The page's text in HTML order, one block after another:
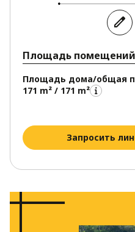
Площадь помещений
Площадь дома/общая
171 m² / 171 m²
Запросить